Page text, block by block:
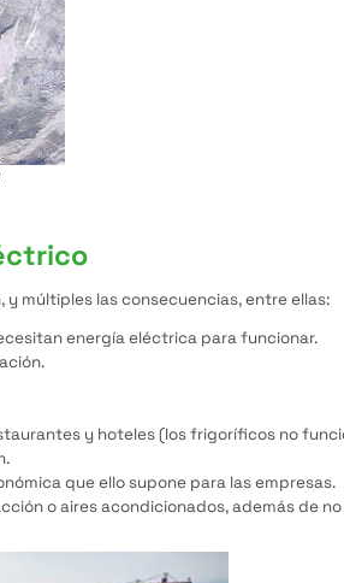
múltiples las consecuencias, entre ellas:
energía eléctrica para funcionar.
y hoteles (los frigoríficos no
que ello supone para las empresas.
o aires acondicionados, además de